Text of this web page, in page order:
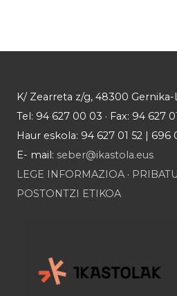
K/ Zearreta z/g, 48300
Tel: 94 627 00 03 · Fax: 94 627
Haur eskola: 94 627 01 52 | 696
E- mail: seber@ikastola.eus
LEGE INFORMAZIOA ·
POSTONTZI ETIKOA